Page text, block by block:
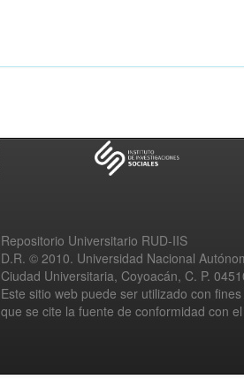
Repositorio Universitario RUD-IIS
D.R. © 2010. Universidad Nacional
Ciudad Universitaria, Coyoacán, C. P.
Este sitio web puede ser utilizado con
que se cite la fuente de conformidad con el